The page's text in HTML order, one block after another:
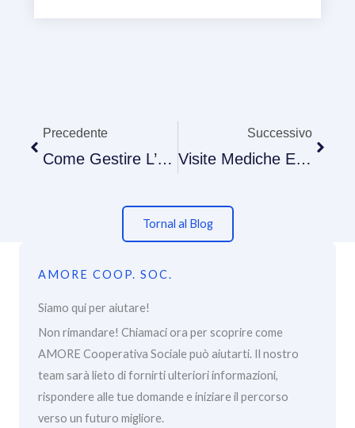
Precedente
Come Gestire L’Ipertensione: Prevenzione E Stili Di Vita
Successivo
Visite Mediche E Esami A Domicilio: La Comodità Di Medicilio, Scelta Da Amore Cooperativa
Tornal al Blog
AMORE COOP. SOC.
Siamo qui per aiutare!
Non rimandare! Chiamaci ora per scoprire come
AMORE Cooperativa Sociale può aiutarti. Il nostro
team sarà lieto di fornirti ulteriori informazioni,
rispondere alle tue domande e iniziare il percorso
verso un futuro migliore.